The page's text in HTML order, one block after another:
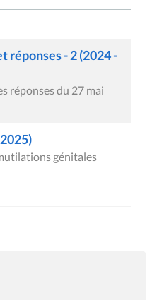
réponses - 2 (2024 -
réponses du 27 mai
génitales